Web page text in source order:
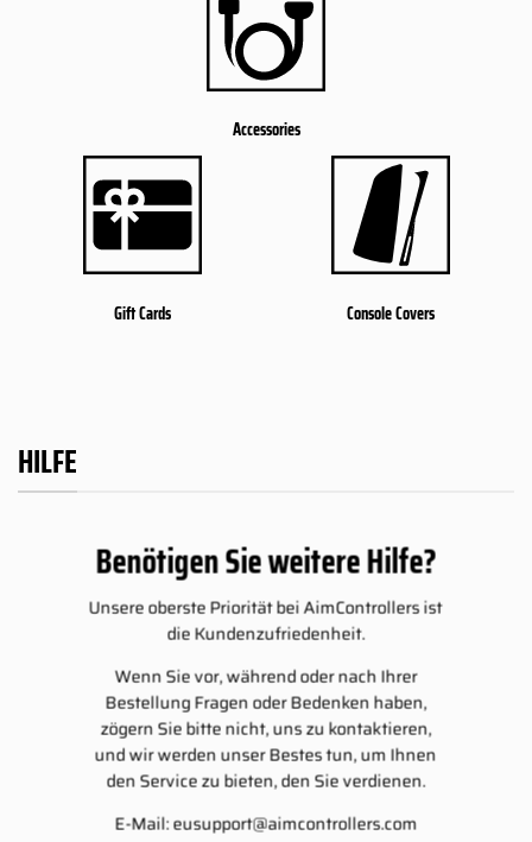
Accessories
Gift Cards Console Covers
HILFE
Benötigen Sie weitere Hilfe?
Unsere oberste Priorität bei AimControllers ist
die Kundenzufriedenheit.
Wenn Sie vor, während oder nach Ihrer
Bestellung Fragen oder Bedenken haben,
zögern Sie bitte nicht, uns zu kontaktieren,
und wir werden unser Bestes tun, um Ihnen
den Service zu bieten, den Sie verdienen.
E-Mail:eusupport@aimcontrollers.com